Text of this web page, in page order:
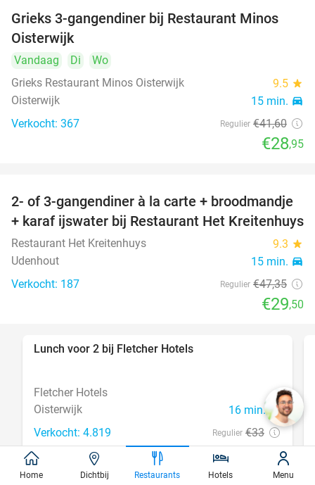
30%
Grieks 3-gangendiner bij Restaurant Minos
Oisterwijk
Vandaag Di
Wo
Grieks Restaurant Minos Oisterwijk
9.5 star
Oisterwijk 15 min. directions_car
Verkocht: 367 Regulier €41,60
€28,95
38%
2- of 3-gangendiner à la carte + broodmandje
+ karaf ijswater bij Restaurant Het Kreitenhuys
Restaurant Het Kreitenhuys 9.3 star
Udenhout 15 min. directions_car
Verkocht: 187 Regulier €47,35
€29,50
Lunch voor 2 bij Fletcher Hotels
Fletcher Hotels
Oisterwijk
16 min.directions_car
Verkocht: 4.819 Regulier €33
€19 ,90
Home Dichtbij Restaurants Hotels Menu